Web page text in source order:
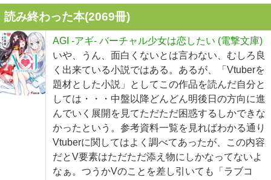
読み終わった本(2069冊)
AGI ‐アギ‐ バーチャル少女は恋したい (電撃文庫)
いや、うん、面白くないとは言わない、むしろ良
く出来ている小説ではある。あるが、「Vtuberを
題材とした小説」としてこの作品を読んだ自分と
しては・・・中盤以降どんどん明後日の方向に進
んでいく展開を見てただただ困惑するしかできな
かったという。参考資料一覧を見ればわかる通り
Vtuberに関してはよく調べてあったが、この内容
だとV要素はただただ添え物にしかなってないよ
なぁ。つうかVのことを差し引いても「ラブコ